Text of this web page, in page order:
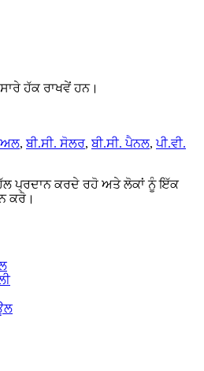
ਹੱਕ ਰਾਖਵੇਂ ਹਨ।
,ਬੀ.ਸੀ. ਸੋਲਰ,ਬੀ.ਸੀ. ਪੈਨਲ,ਪੀ.ਵੀ.
ਪ੍ਰਦਾਨ ਕਰਦੇ ਰਹੋ ਅਤੇ ਲੋਕਾਂ ਨੂੰ ਇੱਕ
ਕਰੋ।